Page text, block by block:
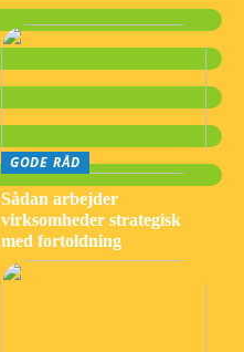
GODE RÅD
Sådan arbejder
virksomheder strategisk
med fortoldning